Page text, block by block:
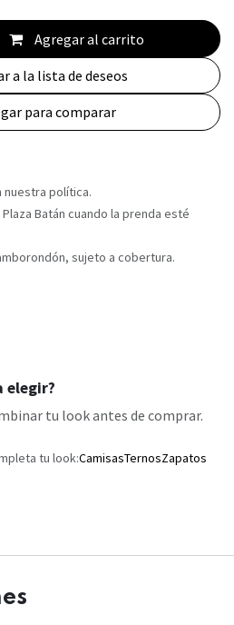
Agregar al carrito
para comparar
a la lista de deseos
nuestra política.
Batán cuando la prenda esté
sujeto a cobertura.
elegir?
tu look antes de comprar.
tu look:CamisasTernosZapatos